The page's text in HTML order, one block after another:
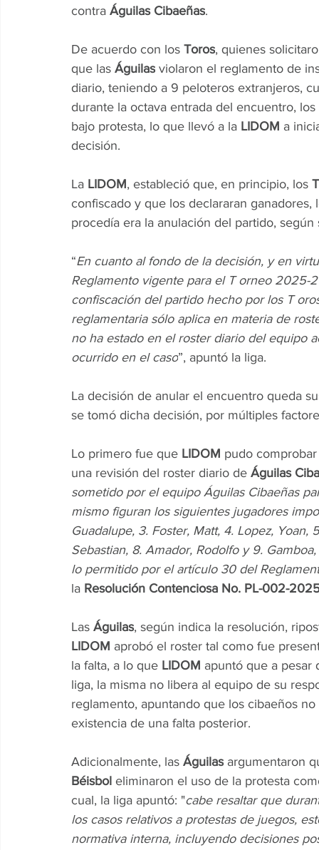
contra Águilas Cibaeñas.
De acuerdo con los Toros, quienes
que las Águilas violaron el reglamento de
diario, teniendo a 9 peloteros extranjeros,
durante la octava entrada del encuentro,
bajo protesta, lo que llevó a la LIDOM a
decisión.
La LIDOM, estableció que, en principio, los
confiscado y que los declararan
procedía era la anulación del partido,
“En cuanto al fondo de la decisión, y en
Reglamento vigente para el T orneo
confiscación del partido hecho por los T
reglamentaria sólo aplica en materia de
no ha estado en el roster diario del equipo
ocurrido en el caso”, apuntó la liga.
La decisión de anular el encuentro queda
se tomó dicha decisión, por múltiples
Lo primero fue que LIDOM pudo
una revisión del roster diario de Águilas
sometido por el equipo Águilas Cibaeñas
mismo figuran los siguientes jugadores
Guadalupe, 3. Foster, Matt, 4. Lopez,
Sebastian, 8. Amador, Rodolfo y 9.
lo permitido por el artículo 30 del
la Resolución Contenciosa No. PL-002-
Las Águilas, según indica la resolución,
LIDOM aprobó el roster tal como fue
la falta, a lo que LIDOM apuntó que a
liga, la misma no libera al equipo de su
reglamento, apuntando que los cibaeños
existencia de una falta posterior.
Adicionalmente, las Águilas argumentaron
Béisbol eliminaron el uso de la protesta
cual, la liga apuntó: "cabe resaltar que
los casos relativos a protestas de juegos,
normativa interna, incluyendo decisiones